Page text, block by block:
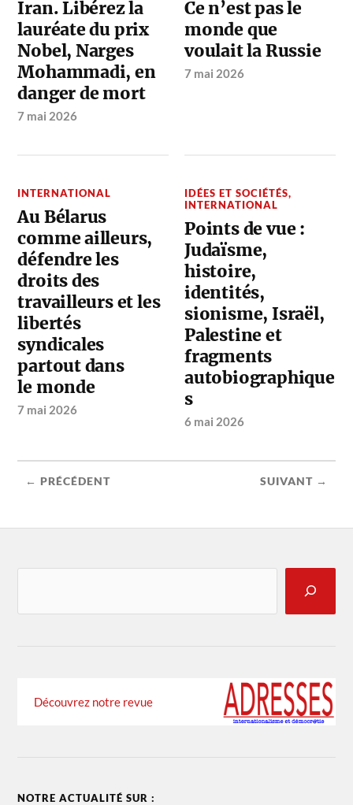
Iran. Libérez la
lauréate du prix
Nobel, Narges
Mohammadi, en
danger de mort
7 mai 2026
Ce n’est pas le
monde que
voulait la Russie
7 mai 2026
INTERNATIONAL
Au Bélarus
comme ailleurs,
défendre les
droits des
travailleurs et les
libertés
syndicales
partout dans
le monde
7 mai 2026
IDÉES ET SOCIÉTÉS,
INTERNATIONAL
Points de vue :
Judaïsme,
histoire,
identités,
sionisme, Israël,
Palestine et
fragments
autobiographique
s
6 mai 2026
← PRÉCÉDENT SUIVANT →
Découvrez notre revue
NOTRE ACTUALITÉ SUR :